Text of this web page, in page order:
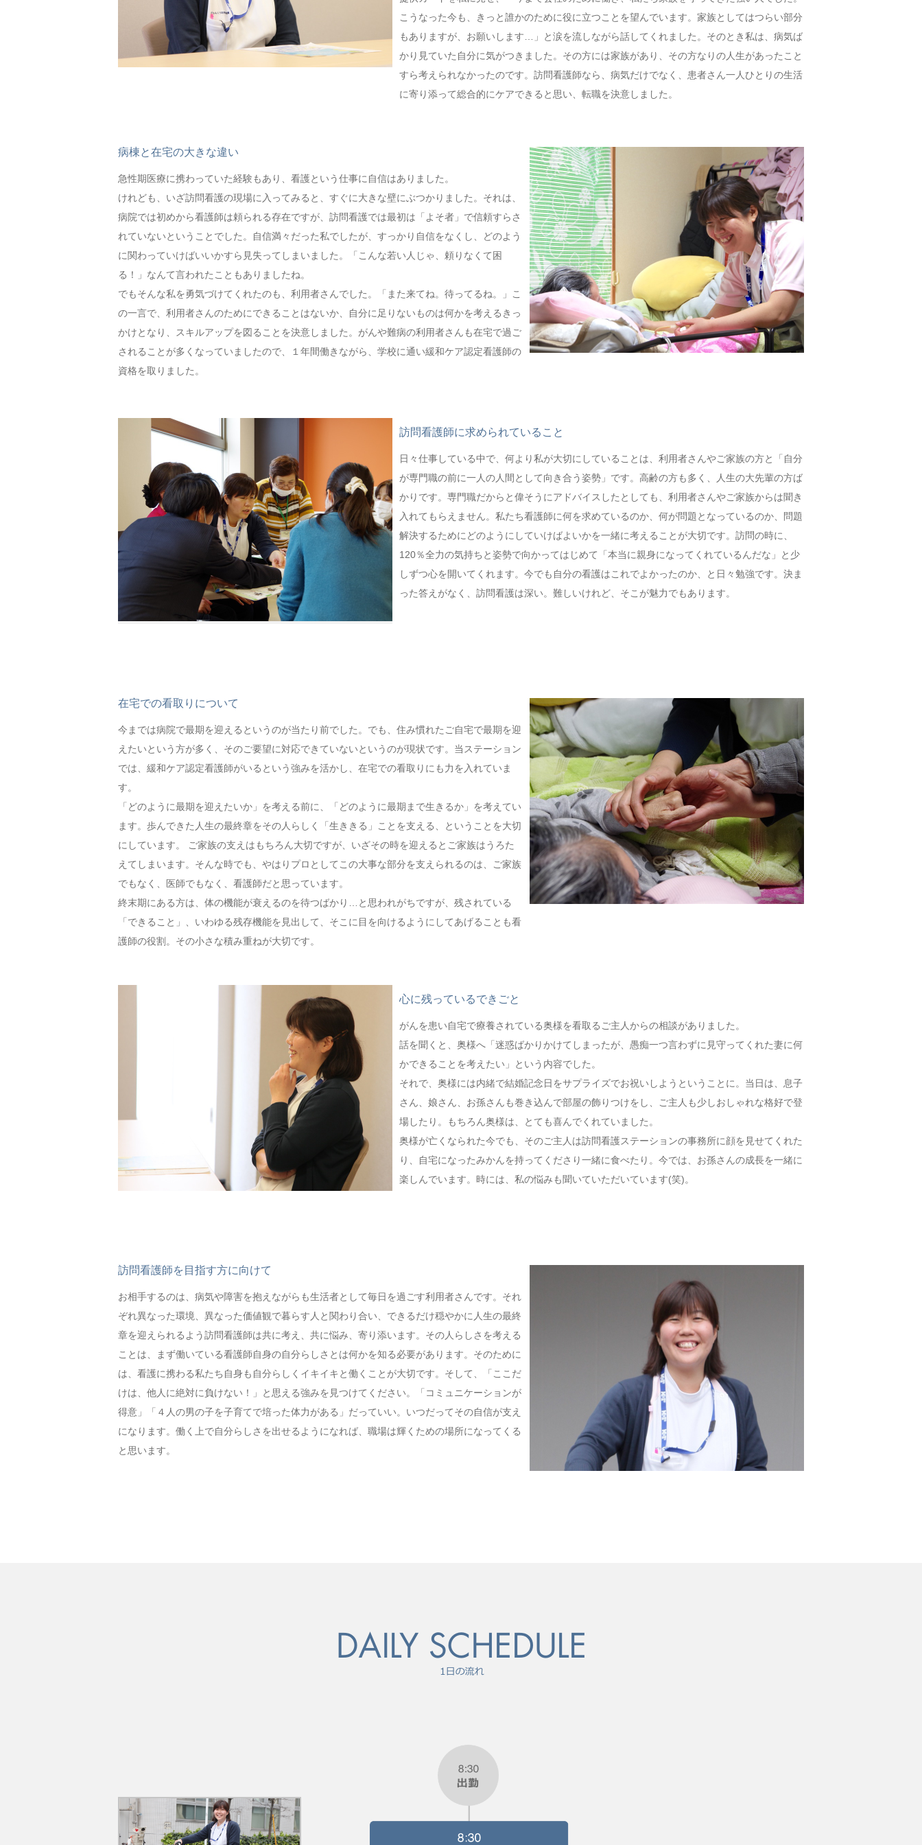
こうなった今も、きっと誰かのために役に立つことを望んでいます。家族としてはつらい部分
もありますが、お願いします…」と涙を流しながら話してくれました。そのとき私は、病気ば
かり見ていた自分に気がつきました。その方には家族があり、その方なりの人生があったこと
すら考えられなかったのです。訪問看護師なら、病気だけでなく、患者さん一人ひとりの生活
に寄り添って総合的にケアできると思い、転職を決意しました。
病棟と在宅の大きな違い
急性期医療に携わっていた経験もあり、看護という仕事に自信はありました。
けれども、いざ訪問看護の現場に入ってみると、すぐに大きな壁にぶつかりました。それは、
病院では初めから看護師は頼られる存在ですが、訪問看護では最初は「よそ者」で信頼すらさ
れていないということでした。自信満々だった私でしたが、すっかり自信をなくし、どのよう
に関わっていけばいいかすら見失ってしまいました。「こんな若い人じゃ、頼りなくて困
る！」なんて言われたこともありましたね。
でもそんな私を勇気づけてくれたのも、利用者さんでした。「また来てね。待ってるね。」こ
の一言で、利用者さんのためにできることはないか、自分に足りないものは何かを考えるきっ
かけとなり、スキルアップを図ることを決意しました。がんや難病の利用者さんも在宅で過ご
されることが多くなっていましたので、１年間働きながら、学校に通い緩和ケア認定看護師の
資格を取りました。
訪問看護師に求められていること
日々仕事している中で、何より私が大切にしていることは、利用者さんやご家族の方と「自分
が専門職の前に一人の人間として向き合う姿勢」です。高齢の方も多く、人生の大先輩の方ば
かりです。専門職だからと偉そうにアドバイスしたとしても、利用者さんやご家族からは聞き
入れてもらえません。私たち看護師に何を求めているのか、何が問題となっているのか、問題
解決するためにどのようにしていけばよいかを一緒に考えることが大切です。訪問の時に、
120％全力の気持ちと姿勢で向かってはじめて「本当に親身になってくれているんだな」と少
しずつ心を開いてくれます。今でも自分の看護はこれでよかったのか、と日々勉強です。決ま
った答えがなく、訪問看護は深い。難しいけれど、そこが魅力でもあります。
在宅での看取りについて
今までは病院で最期を迎えるというのが当たり前でした。でも、住み慣れたご自宅で最期を迎
えたいという方が多く、そのご要望に対応できていないというのが現状です。当ステーション
では、緩和ケア認定看護師がいるという強みを活かし、在宅での看取りにも力を入れていま
す。
「どのように最期を迎えたいか」を考える前に、「どのように最期まで生きるか」を考えてい
ます。歩んできた人生の最終章をその人らしく「生ききる」ことを支える、ということを大切
にしています。 ご家族の支えはもちろん大切ですが、いざその時を迎えるとご家族はうろた
えてしまいます。そんな時でも、やはりプロとしてこの大事な部分を支えられるのは、ご家族
でもなく、医師でもなく、看護師だと思っています。
終末期にある方は、体の機能が衰えるのを待つばかり…と思われがちですが、残されている
「できること」、いわゆる残存機能を見出して、そこに目を向けるようにしてあげることも看
護師の役割。その小さな積み重ねが大切です。
心に残っているできごと
がんを患い自宅で療養されている奥様を看取るご主人からの相談がありました。
話を聞くと、奥様へ「迷惑ばかりかけてしまったが、愚痴一つ言わずに見守ってくれた妻に何
かできることを考えたい」という内容でした。
それで、奥様には内緒で結婚記念日をサプライズでお祝いしようということに。当日は、息子
さん、娘さん、お孫さんも巻き込んで部屋の飾りつけをし、ご主人も少しおしゃれな格好で登
場したり。もちろん奥様は、とても喜んでくれていました。
奥様が亡くなられた今でも、そのご主人は訪問看護ステーションの事務所に顔を見せてくれた
り、自宅になったみかんを持ってくださり一緒に食べたり。今では、お孫さんの成長を一緒に
楽しんでいます。時には、私の悩みも聞いていただいています(笑)。
訪問看護師を目指す方に向けて
お相手するのは、病気や障害を抱えながらも生活者として毎日を過ごす利用者さんです。それ
ぞれ異なった環境、異なった価値観で暮らす人と関わり合い、できるだけ穏やかに人生の最終
章を迎えられるよう訪問看護師は共に考え、共に悩み、寄り添います。その人らしさを考える
ことは、まず働いている看護師自身の自分らしさとは何かを知る必要があります。そのために
は、看護に携わる私たち自身も自分らしくイキイキと働くことが大切です。そして、「ここだ
けは、他人に絶対に負けない！」と思える強みを見つけてください。「コミュニケーションが
得意」「４人の男の子を子育てで培った体力がある」だっていい。いつだってその自信が支え
になります。働く上で自分らしさを出せるようになれば、職場は輝くための場所になってくる
と思います。